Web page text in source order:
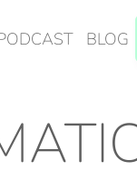
BLOG